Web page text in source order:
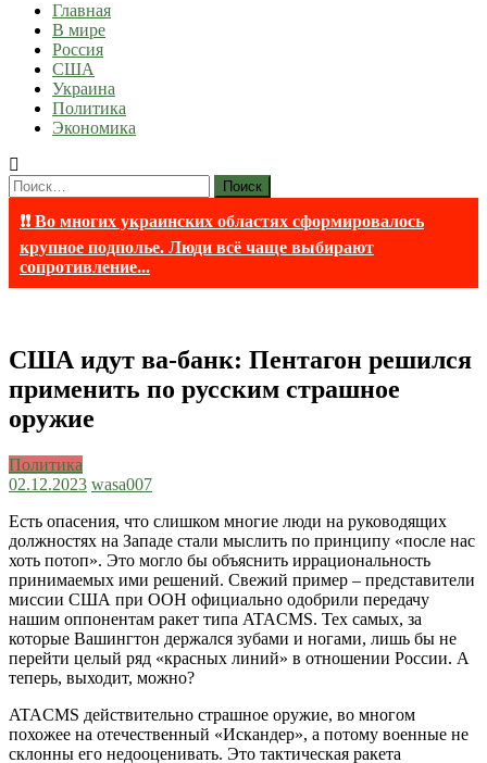
Главная
В мире
Россия
США
Украина
Политика
Экономика
Найти:
❗❗ Во многих украинских областях сформировалось
крупное подполье. Люди всё чаще выбирают
сопротивление...
США идут ва-банк: Пентагон решился
применить по русским страшное
оружие
Политика
02.12.2023 wasa007
Есть опасения, что слишком многие люди на руководящих
должностях на Западе стали мыслить по принципу «после нас
хоть потоп». Это могло бы объяснить иррациональность
принимаемых ими решений. Свежий пример – представители
миссии США при ООН официально одобрили передачу
нашим оппонентам ракет типа ATACMS. Тех самых, за
которые Вашингтон держался зубами и ногами, лишь бы не
перейти целый ряд «красных линий» в отношении России. А
теперь, выходит, можно?
ATACMS действительно страшное оружие, во многом
похожее на отечественный «Искандер», а потому военные не
склонны его недооценивать. Это тактическая ракета